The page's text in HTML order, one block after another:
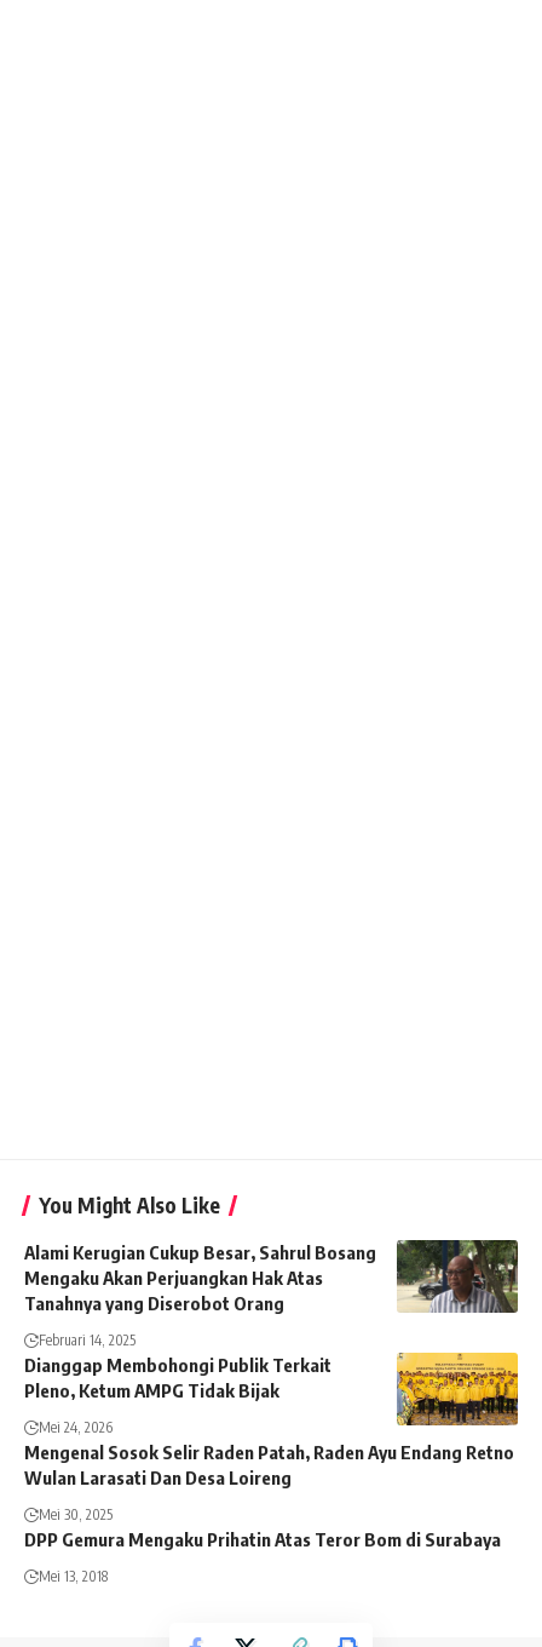
You Might Also Like
Alami Kerugian Cukup Besar, Sahrul Bosang
Mengaku Akan Perjuangkan Hak Atas
Tanahnya yang Diserobot Orang
Februari 14, 2025
Dianggap Membohongi Publik Terkait
Pleno, Ketum AMPG Tidak Bijak
Mei 24, 2026
Mengenal Sosok Selir Raden Patah, Raden Ayu Endang Retno
Wulan Larasati Dan Desa Loireng
Mei 30, 2025
DPP Gemura Mengaku Prihatin Atas Teror Bom di Surabaya
Mei 13, 2018